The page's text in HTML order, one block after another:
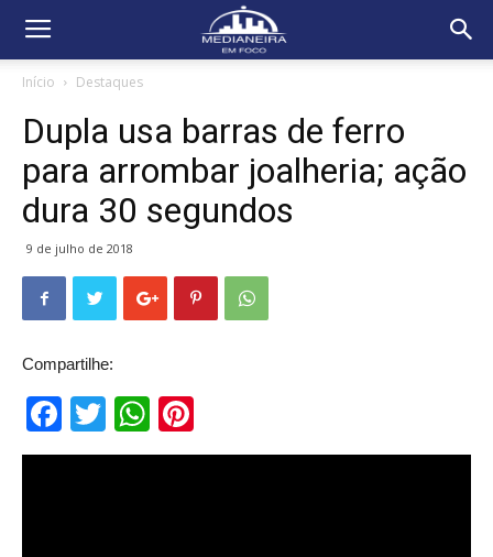
Início Destaques
Dupla usa barras de ferro
para arrombar joalheria; ação
dura 30 segundos
9 de julho de 2018
Compartilhe:
Facebook
TwitterWhatsApp